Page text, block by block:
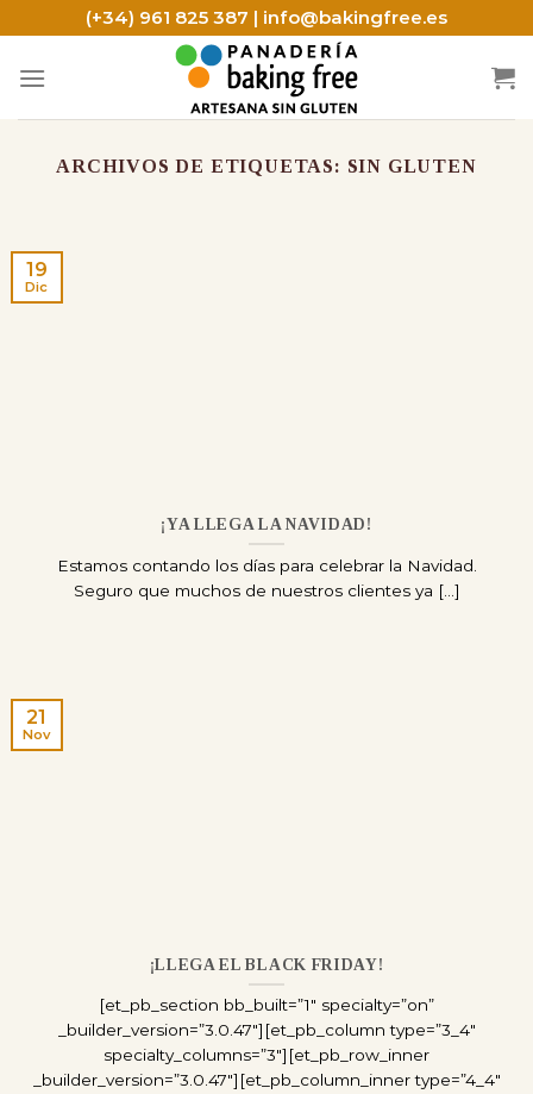
to
content
(+34) 961 825 387 | info@bakingfree.es
ARCHIVOS DE ETIQUETAS: SIN GLUTEN
¡YA LLEGA LA NAVIDAD!
Estamos contando los días para celebrar la Navidad.
Seguro que muchos de nuestros clientes ya [...]
19
Dic
¡LLEGA EL BLACK FRIDAY!
[et_pb_section bb_built=”1″ specialty=”on”
_builder_version=”3.0.47″][et_pb_column type=”3_4″
specialty_columns=”3″][et_pb_row_inner
_builder_version=”3.0.47″][et_pb_column_inner type=”4_4″
21
Nov